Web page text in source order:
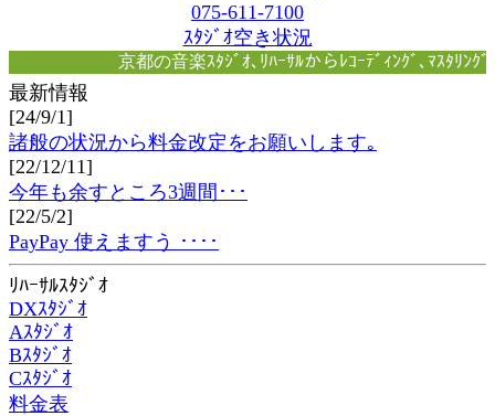
075-611-7100
ｽﾀｼﾞｵ空き状況
京都の音楽ｽﾀｼﾞｵ､ﾘﾊｰｻﾙからﾚｺｰﾃﾞｨﾝｸﾞ､ﾏｽﾀﾘﾝ
最新情報
[24/9/1]
諸般の状況から料金改定をお願いします｡
[22/12/11]
今年も余すところ3週間･･･
[22/5/2]
PayPay 使えますう ････
ﾘﾊｰｻﾙｽﾀｼﾞｵ
DXｽﾀｼﾞｵ
Aｽﾀｼﾞｵ
Bｽﾀｼﾞｵ
Cｽﾀｼﾞｵ
料金表